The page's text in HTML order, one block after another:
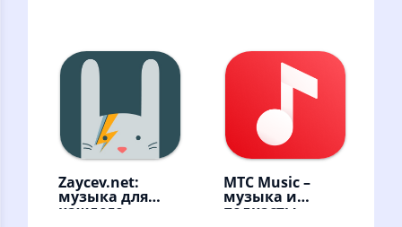
Android
интернета!
Скачивайте песни
и слушайте
оффлайн
Zaycev.net:
музыка для
каждого
МТС Music –
музыка и
подкасты